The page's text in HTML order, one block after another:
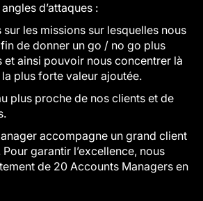
d’attaques :
les missions sur lesquelles nous
de donner un go / no go plus
et ainsi pouvoir nous concentrer là
plus forte valeur ajoutée.
plus proche de nos clients et de
accompagne un grand client
garantir l’excellence, nous
de 20 Accounts Managers en